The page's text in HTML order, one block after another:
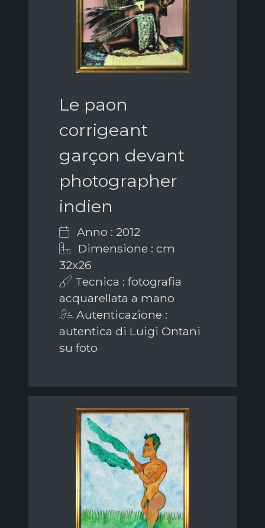
Le paon
corrigeant
garçon devant
photographer
indien
Anno : 2012
Dimensione : cm
32x26
Tecnica : fotografia
acquarellata a mano
Autenticazione :
autentica di Luigi Ontani
su foto